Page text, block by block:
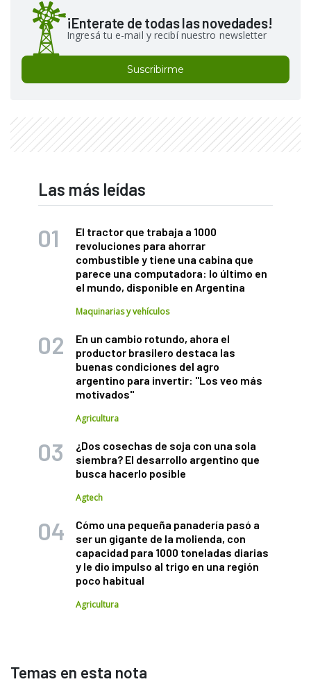
¡Enterate de todas las novedades!
Ingresá tu e-mail y recibí nuestro newsletter
Suscribirme
Las más leídas
El tractor que trabaja a 1000
revoluciones para ahorrar
combustible y tiene una cabina que
parece una computadora: lo último en
el mundo, disponible en Argentina
Maquinarias y vehículos
En un cambio rotundo, ahora el
productor brasilero destaca las
buenas condiciones del agro
argentino para invertir: "Los veo más
motivados"
Agricultura
¿Dos cosechas de soja con una sola
siembra? El desarrollo argentino que
busca hacerlo posible
Agtech
Cómo una pequeña panadería pasó a
ser un gigante de la molienda, con
capacidad para 1000 toneladas diarias
y le dio impulso al trigo en una región
poco habitual
Agricultura
Temas en esta nota